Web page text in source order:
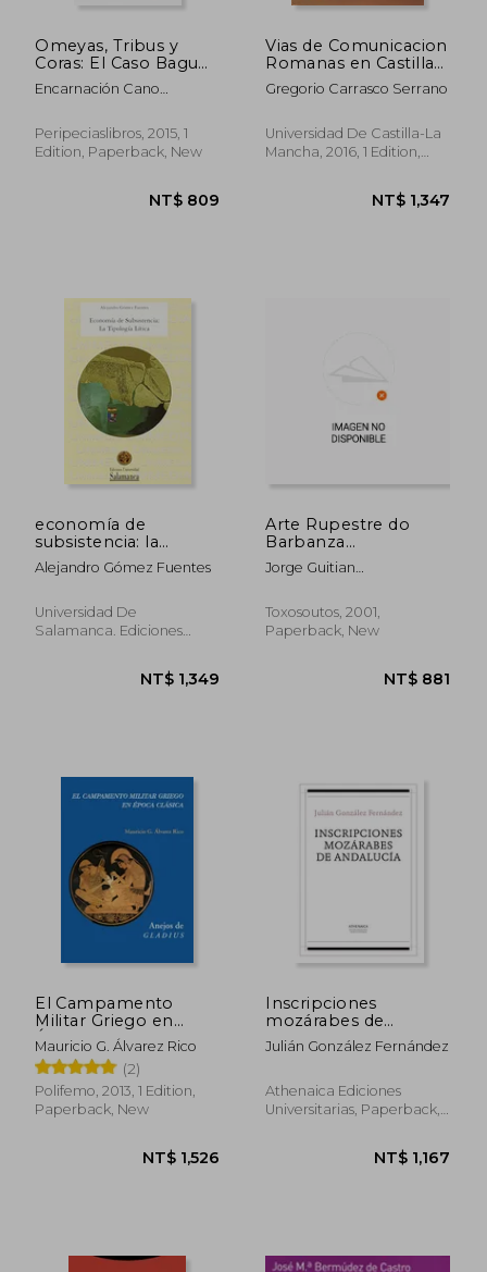
NT$ 1,323
Omeyas, Tribus y
Coras: El Caso Baguh
(Priego de Córdoba)
Entre los Siglos Viii y
Encarnación Cano
Peripeciaslibros, 2015, 1
Edition, Paperback, New
Vias de Comunicacion
Romanas en Castilla
la Mancha (in
Spanish)
Gregorio Carrasco Serrano
Universidad De Castilla-La
Mancha, 2016, 1 Edition,
economía de
subsistencia: la
tipología lítica (in
Spanish)
Alejandro Gómez Fuentes
Universidad De
Salamanca. Ediciones
Arte Rupestre do
Barbanza
(Divulgacion) (in
Spanish)
Jorge Guitian
Rivera
Toxosoutos, 2001,
Paperback, New
El Campamento
Militar Griego en
Época Clásica (in
Spanish)
Mauricio G. Álvarez Rico
(2)
Polifemo, 2013, 1 Edition,
Paperback, New
Inscripciones
mozárabes de
Andalucía (in Spanish)
Julián González Fernández
Athenaica Ediciones
Universitarias, Paperback,